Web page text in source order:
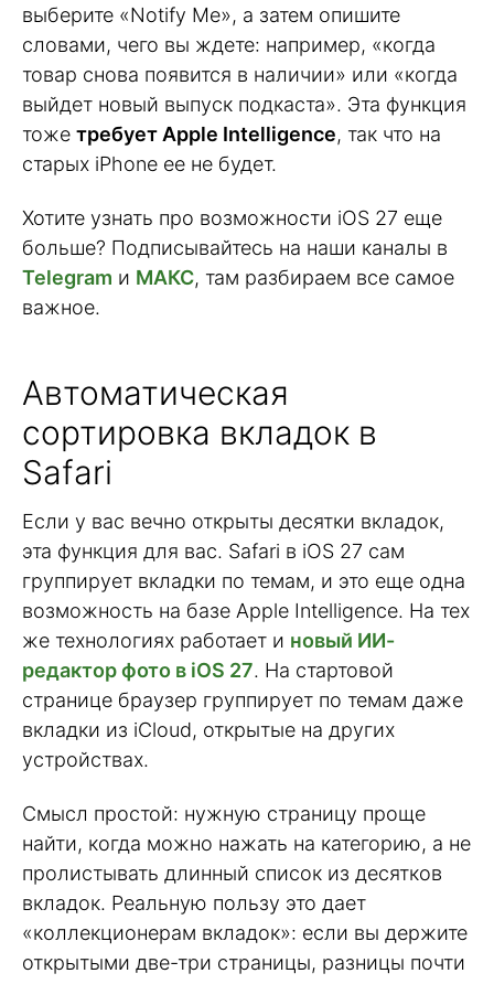
выберите «Notify Me», а затем опишите
словами, чего вы ждете: например, «когда
товар снова появится в наличии» или «когда
выйдет новый выпуск подкаста». Эта функция
тоже требует Apple Intelligence, так что на
старых iPhone ее не будет.
Хотите узнать про возможности iOS 27 еще
больше? Подписывайтесь на наши каналы в
Telegram и МАКС, там разбираем все самое
важное.
Автоматическая
сортировка вкладок в
Safari
Если у вас вечно открыты десятки вкладок,
эта функция для вас. Safari в iOS 27 сам
группирует вкладки по темам, и это еще одна
возможность на базе Apple Intelligence. На тех
же технологиях работает и новый ИИ-
редактор фото в iOS 27. На стартовой
странице браузер группирует по темам даже
вкладки из iCloud, открытые на других
устройствах.
Смысл простой: нужную страницу проще
найти, когда можно нажать на категорию, а не
пролистывать длинный список из десятков
вкладок. Реальную пользу это дает
«коллекционерам вкладок»: если вы держите
открытыми две-три страницы, разницы почти